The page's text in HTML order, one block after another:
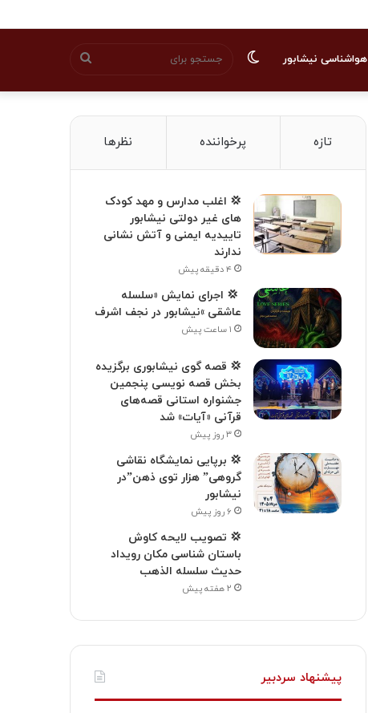
هواشناسی نیشابور
برای
تغییر
تازه پرخواننده نظرها
💢 اغلب مدارس و مهد کودک
های غیر دولتی نیشابور
تاییدیه ایمنی و آتش نشانی
ندارند
۴ دقیقه پیش
‍ 💢 اجرای نمایش «سلسله
عاشقی »نیشابور در نجف اشرف
۱ ساعت پیش
💢 قصه گوی نیشابوری برگزیده
بخش قصه نویسی پنجمین
جشنواره استانی قصه‌های
قرآنی «آیات» شد
۳ روز پیش
💢 برپایی نمایشگاه نقاشی
گروهی” هزار توی ذهن”در
نیشابور
۶ روز پیش
💢 تصویب لایحه کاوش
باستان شناسی مکان رویداد
حدیث سلسله الذهب
۲ هفته پیش
پیشنهاد سردبیر